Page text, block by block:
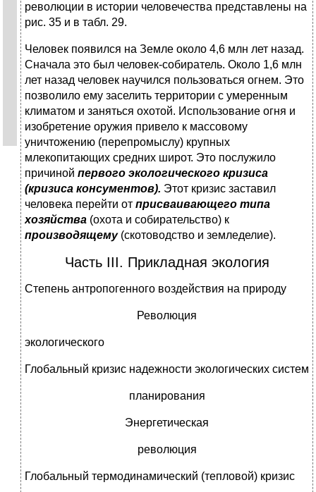
революции в истории человечества представлены на
рис. 35 и в табл. 29.
Человек появился на Земле около 4,6 млн лет назад.
Снача­ла это был человек-собиратель. Около 1,6 млн
лет назад чело­век научился пользоваться огнем. Это
позволило ему заселить территории с умеренным
климатом и заняться охотой. Ис­пользование огня и
изобретение оружия привело к массовому
уничтожению (перепромыслу) крупных
млекопитающих сред­них широт. Это послужило
причиной первого экологического кризиса
(кризиса консументов). Этот кризис заставил
человека перейти от присваивающего типа
хозяйства (охота и собира­тельство) к
производящему (скотоводство и земледелие).
Часть III. Прикладная экология
Степень антропогенного воздействия на природу
Революция
экологического
Глобальный кризис надежности экологических систем
планирования
Энергетическая
революция
Глобальный термодинамический (тепловой) кризис